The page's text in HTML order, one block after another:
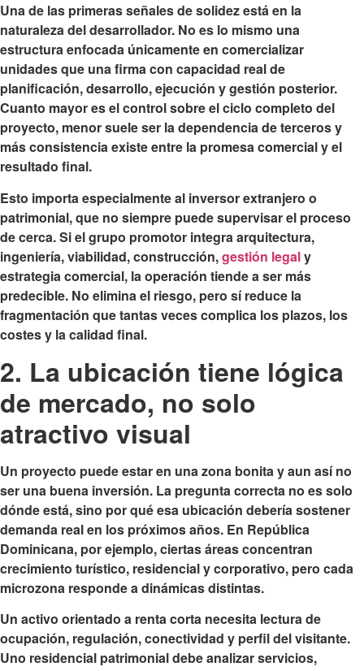
Una de las primeras señales de solidez está en la
naturaleza del desarrollador. No es lo mismo una
estructura enfocada únicamente en comercializar
unidades que una firma con capacidad real de
planificación, desarrollo, ejecución y gestión posterior.
Cuanto mayor es el control sobre el ciclo completo del
proyecto, menor suele ser la dependencia de terceros y
más consistencia existe entre la promesa comercial y el
resultado final.
Esto importa especialmente al inversor extranjero o
patrimonial, que no siempre puede supervisar el proceso
de cerca. Si el grupo promotor integra arquitectura,
ingeniería, viabilidad, construcción,gestión legaly
estrategia comercial, la operación tiende a ser más
predecible. No elimina el riesgo, pero sí reduce la
fragmentación que tantas veces complica los plazos, los
costes y la calidad final.
2. La ubicación tiene lógica
de mercado, no solo
atractivo visual
Un proyecto puede estar en una zona bonita y aun así no
ser una buena inversión. La pregunta correcta no es solo
dónde está, sino por qué esa ubicación debería sostener
demanda real en los próximos años. En República
Dominicana, por ejemplo, ciertas áreas concentran
crecimiento turístico, residencial y corporativo, pero cada
microzona responde a dinámicas distintas.
Un activo orientado a renta corta necesita lectura de
ocupación, regulación, conectividad y perfil del visitante.
Uno residencial patrimonial debe analizar servicios,